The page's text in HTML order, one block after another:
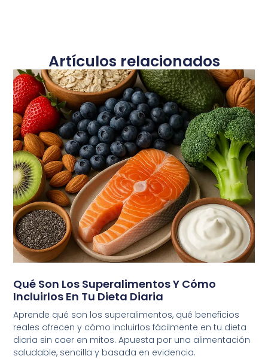
Artículos relacionados
Qué Son Los Superalimentos Y Cómo
Incluirlos En Tu Dieta Diaria
Aprende qué son los superalimentos, qué beneficios
reales ofrecen y cómo incluirlos fácilmente en tu dieta
diaria sin caer en mitos. Apuesta por una alimentación
saludable, sencilla y basada en evidencia.